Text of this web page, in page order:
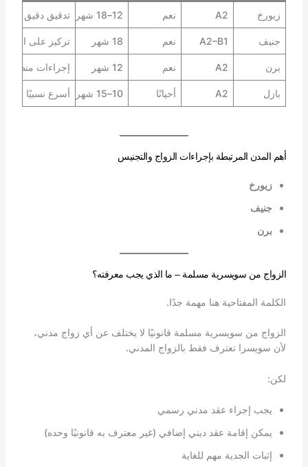
زيورخ A2 نعم 12–18 شهر تدقيق دقيق
جنيف A2–B1 نعم 18 شهر تركيز على
برن A2 نعم 12 شهر إجراءات منظمة
بازل A2 أحيانًا 10–15 شهر أسرع نسبيًا
أهم المدن المرتبطة بإجراءات الزواج والتجنيس
زيورخ
جنيف
برن
الزواج من سويسرية مسلمة – ما الذي يجب معرفته؟
الكلمة المفتاحية هنا مهمة جدًا.
الزواج من سويسرية مسلمة قانونيًا لا يختلف عن أي زواج مدني،
لأن سويسرا تعترف فقط بالزواج المدني.
لكن:
يجب إجراء عقد مدني رسمي
يمكن إقامة عقد ديني إضافي (غير معترف به قانونيًا وحده)
إثبات الجدية مهم للغاية